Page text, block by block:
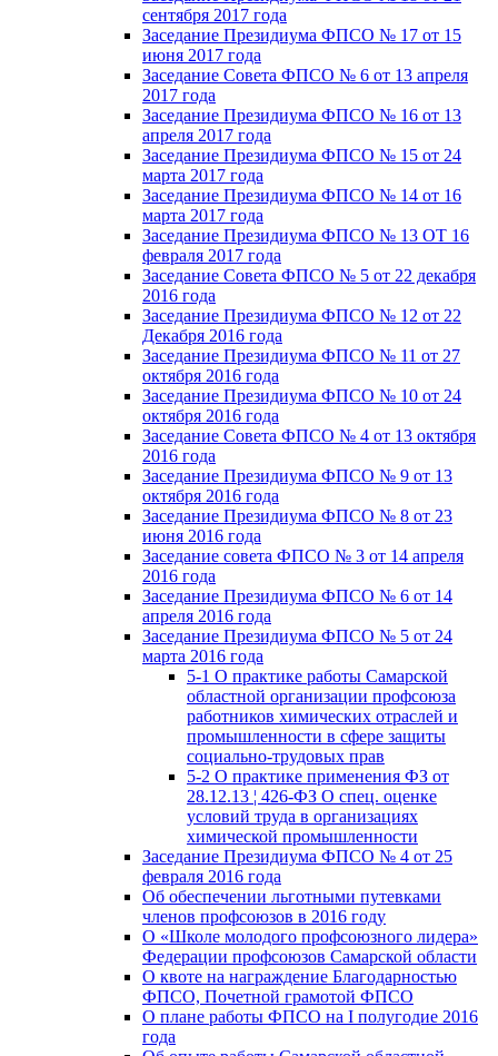
сентября 2017 года
Заседание Президиума ФПСО № 17 от 15
июня 2017 года
Заседание Совета ФПСО № 6 от 13 апреля
2017 года
Заседание Президиума ФПСО № 16 от 13
апреля 2017 года
Заседание Президиума ФПСО № 15 от 24
марта 2017 года
Заседание Президиума ФПСО № 14 от 16
марта 2017 года
Заседание Президиума ФПСО № 13 ОТ 16
февраля 2017 года
Заседание Совета ФПСО № 5 от 22 декабря
2016 года
Заседание Президиума ФПСО № 12 от 22
Декабря 2016 года
Заседание Президиума ФПСО № 11 от 27
октября 2016 года
Заседание Президиума ФПСО № 10 от 24
октября 2016 года
Заседание Совета ФПСО № 4 от 13 октября
2016 года
Заседание Президиума ФПСО № 9 от 13
октября 2016 года
Заседание Президиума ФПСО № 8 от 23
июня 2016 года
Заседание совета ФПСО № 3 от 14 апреля
2016 года
Заседание Президиума ФПСО № 6 от 14
апреля 2016 года
Заседание Президиума ФПСО № 5 от 24
марта 2016 года
5-1 О практике работы Самарской
областной организации профсоюза
работников химических отраслей и
промышленности в сфере защиты
социально-трудовых прав
5-2 О практике применения ФЗ от
28.12.13 ¦ 426-ФЗ О спец. оценке
условий труда в организациях
химической промышленности
Заседание Президиума ФПСО № 4 от 25
февраля 2016 года
Об обеспечении льготными путевками
членов профсоюзов в 2016 году
О «Школе молодого профсоюзного лидера»
Федерации профсоюзов Самарской области
О квоте на награждение Благодарностью
ФПСО, Почетной грамотой ФПСО
О плане работы ФПСО на I полугодие 2016
года